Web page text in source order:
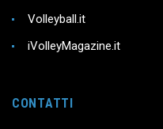
Volleyball.it
iVolleyMagazine.it
CONTATTI